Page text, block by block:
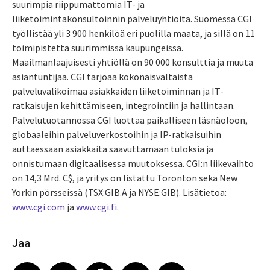
suurimpia riippumattomia IT- ja
liiketoimintakonsultoinnin palveluyhtiöitä. Suomessa CGI
työllistää yli 3 900 henkilöä eri puolilla maata, ja sillä on 11
toimipistettä suurimmissa kaupungeissa.
Maailmanlaajuisesti yhtiöllä on 90 000 konsulttia ja muuta
asiantuntijaa. CGI tarjoaa kokonaisvaltaista
palveluvalikoimaa asiakkaiden liiketoiminnan ja IT-
ratkaisujen kehittämiseen, integrointiin ja hallintaan.
Palvelutuotannossa CGI luottaa paikalliseen läsnäoloon,
globaaleihin palveluverkostoihin ja IP-ratkaisuihin
auttaessaan asiakkaita saavuttamaan tuloksia ja
onnistumaan digitaalisessa muutoksessa. CGI:n liikevaihto
on 14,3 Mrd. C$, ja yritys on listattu Toronton sekä New
Yorkin pörsseissä (TSX:GIB.A ja NYSE:GIB). Lisätietoa:
www.cgi.com ja www.cgi.fi.
Jaa